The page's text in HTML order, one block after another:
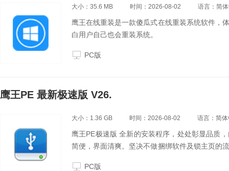
大小：35.6 MB 时间：2026-08-02 语言：简
鹰王在线重装是一款傻瓜式在线重装系统软件，
白用户自己也会重装系统。
PC版
鹰王PE 最新极速版 V26.
大小：1.36 GB 时间：2026-08-02 语言：简
鹰王PE极速版 全新的安装程序，处处彰显品质
简便，界面清爽。坚决不做捆绑软件及锁主页的
PC版